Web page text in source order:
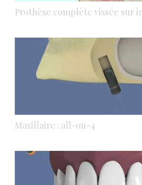
Prothèse complète vissée sur
Maxillaire : all-on-4